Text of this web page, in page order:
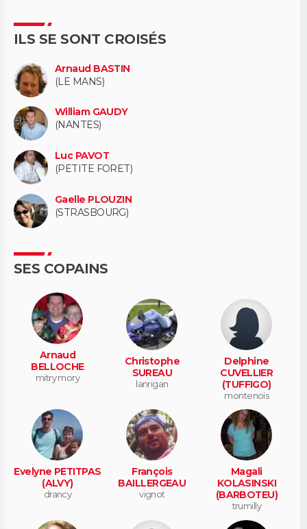
ILS SE SONT CROISÉS
Arnaud BASTIN
(LE MANS)
William GAUDY
(NANTES)
Luc PAVOT
(PETITE FORET)
Gaelle PLOUZIN
(STRASBOURG)
SES COPAINS
Arnaud
BELLOCHE
mitry mory
Christophe
SUREAU
lanrigan
Delphine
CUVELLIER
(TUFFIGO)
montenois
Evelyne PETITPAS
(ALVY)
drancy
François
BAILLERGEAU
vignot
Magali
KOLASINSKI
(BARBOTEU)
trumilly